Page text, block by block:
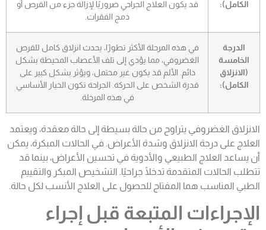
الكامل):
قد يكون العلاج الجراحي ضروريًا لإزالة جزء من القرص أو
دمج الفقرات.
الدرجة
الخامسة
(الانزلاق
الكامل):
في هذه المرحلة الأكثر تطورًا، يحدث انزلاق كامل للقرص
الغضروفي، مما يؤدي إلى تلف الأعصاب المحيطة بشكل
دائم. الألم قد يكون غير محتمل، ويؤثر بشكل كبير على
قدرة الشخص على الحركة. الجراحة تكون الخيار الأساسي
في هذه المرحلة.
الانزلاق الغضروفي يتراوح من حالة بسيطة إلى حالة معقدة، ويعتمد
العلاج على درجة الانزلاق وشدة الأعراض. في الحالات المبكرة، يمكن
أن يساعد العلاج الطبيعي والأدوية في تحسين الأعراض، بينما قد
تتطلب الحالات المتقدمة تدخلًا جراحيًا. التشخيص المبكر والتقييم
الطبي المناسب هما المفتاح للحصول على العلاج الأنسب لكل حالة.
الإجراءات المتبعة قبل إجراء